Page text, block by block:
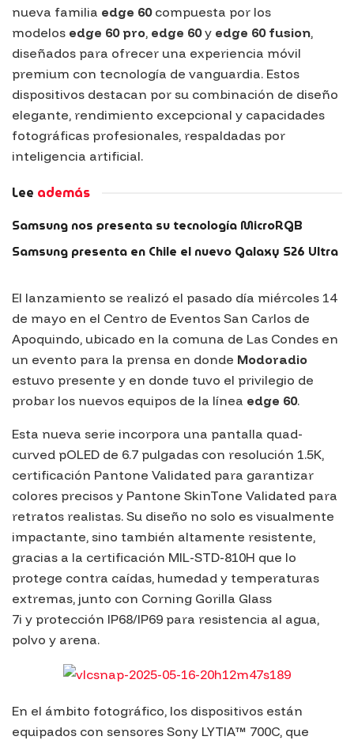
nueva familia edge 60compuesta por los
modelos edge 60 pro, edge 60y edge 60 fusion,
diseñados para ofrecer una experiencia móvil
premium con tecnología de vanguardia. Estos
dispositivos destacan por su combinación de diseño
elegante, rendimiento excepcional y capacidades
fotográficas profesionales, respaldadas por
inteligencia artificial.
Lee además
Samsung nos presenta su tecnología MicroRGB
Samsung presenta en Chile el nuevo Galaxy S26 Ultra
El lanzamiento se realizó el pasado día miércoles 14
de mayo en el Centro de Eventos San Carlos de
Apoquindo, ubicado en la comuna de Las Condes en
un evento para la prensa en donde Modoradio
estuvo presente y en donde tuvo el privilegio de
probar los nuevos equipos de la línea edge 60.
Esta nueva serie incorpora una pantalla quad-
curved pOLED de 6.7 pulgadas con resolución 1.5K,
certificación Pantone Validated para garantizar
colores precisos y Pantone SkinTone Validated para
retratos realistas. Su diseño no solo es visualmente
impactante, sino también altamente resistente,
gracias a la certificación MIL-STD-810H que lo
protege contra caídas, humedad y temperaturas
extremas, junto con Corning Gorilla Glass
7i y protección IP68/IP69 para resistencia al agua,
polvo y arena.
En el ámbito fotográfico, los dispositivos están
equipados con sensores Sony LYTIA™ 700C, que